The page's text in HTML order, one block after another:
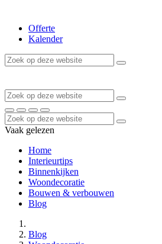
Offerte
Kalender
Vaak gelezen
Home
Interieurtips
Binnenkijken
Woondecoratie
Bouwen & verbouwen
Blog
Blog